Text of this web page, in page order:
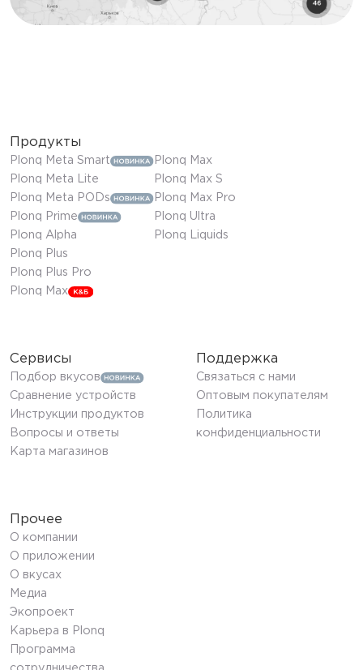
Продукты
Plonq Meta Smart
Plonq Meta Lite
Plonq Meta PODs
Plonq Prime
Plonq Alpha
Plonq Plus
Plonq Plus Pro
Plonq Max
Plonq Max
Plonq Max S
Plonq Max Pro
Plonq Ultra
Plonq Liquids
Сервисы
Подбор вкусов
Сравнение устройств
Инструкции продуктов
Вопросы и ответы
Карта магазинов
Поддержка
Связаться с нами
Оптовым покупателям
Политика
конфиденциальности
Прочее
О компании
О приложении
О вкусах
Медиа
Экопроект
Карьера в Plonq
Программа